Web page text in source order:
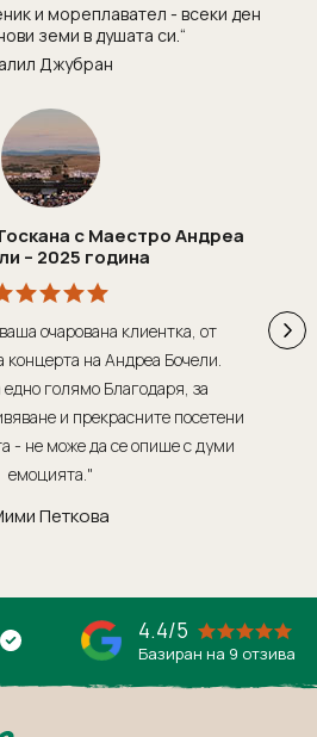
и мореплавател - всеки ден
земи в душата си.“
Джубран
с Маестро Андреа
– 2025 година
очарована клиентка, от
концерта на Андреа Бочели.
голямо Благодаря, за
и прекрасните посетени
- не може да се опише с думи
емоцията."
Петкова
4.4/5
Базиран на 9 отзива